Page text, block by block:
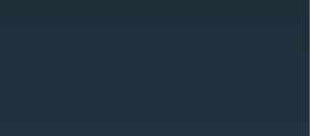
問から、動画配信の活用方法ま
まとめています。